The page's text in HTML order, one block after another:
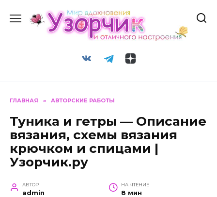
содержанию
ГЛАВНАЯ » АВТОРСКИЕ РАБОТЫ
Туника и гетры — Описание
вязания, схемы вязания
крючком и спицами |
Узорчик.ру
АВТОР
admin
НА ЧТЕНИЕ
8 мин